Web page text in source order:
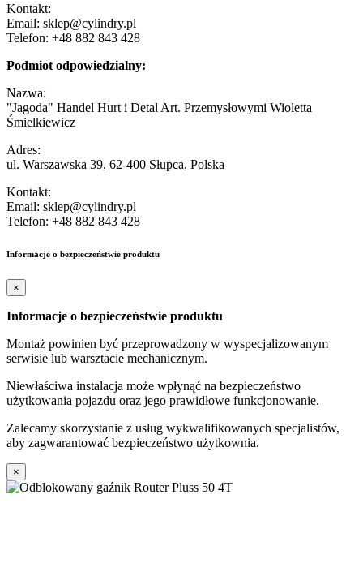
Kontakt:
Email: sklep@cylindry.pl
Telefon: +48 882 843 428
Podmiot odpowiedzialny:
Nazwa:
"Jagoda" Handel Hurt i Detal Art. Przemysłowymi Wioletta
Śmielkiewicz
Adres:
ul. Warszawska 39, 62-400 Słupca, Polska
Kontakt:
Email: sklep@cylindry.pl
Telefon: +48 882 843 428
Informacje o bezpieczeństwie produktu
×
Informacje o bezpieczeństwie produktu
Montaż powinien być przeprowadzony w wyspecjalizowanym
serwisie lub warsztacie mechanicznym.
Niewłaściwa instalacja może wpłynąć na bezpieczeństwo
użytkowania pojazdu oraz jego prawidłowe funkcjonowanie.
Zalecamy skorzystanie z usług wykwalifikowanych specjalistów,
aby zagwarantować bezpieczeństwo użytkownia.
×